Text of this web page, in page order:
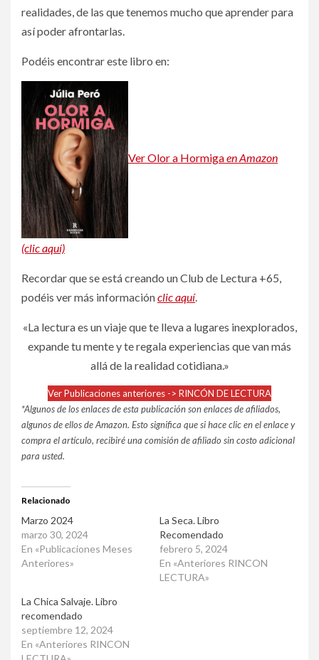
realidades, de las que tenemos mucho que aprender para
así poder afrontarlas.
Podéis encontrar este libro en:
Ver Olor a Hormigaen Amazon
(clic aquí)
Recordar que se está creando un Club de Lectura +65,
podéis ver más informaciónclic aquí.
«La lectura es un viaje que te lleva a lugares inexplorados,
expande tu mente y te regala experiencias que van más
allá de la realidad cotidiana.»
Ver Publicaciones anteriores -> RINCÓN DE LECTURA
*Algunos de los enlaces de esta publicación son enlaces de afiliados,
algunos de ellos de Amazon. Esto significa que si hace clic en el enlace y
compra el artículo, recibiré una comisión de afiliado sin costo adicional
para usted.
Relacionado
Marzo 2024
marzo 30, 2024
En «Publicaciones Meses
Anteriores»
La Seca. Libro
Recomendado
febrero 5, 2024
En «Anteriores RINCON
LECTURA»
La Chica Salvaje. Libro
recomendado
septiembre 12, 2024
En «Anteriores RINCON